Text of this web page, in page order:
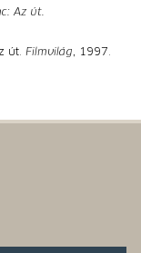
Az út.
út. Filmvilág, 1997.